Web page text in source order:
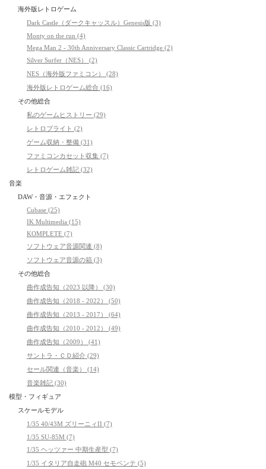
海外版レトロゲーム
Dark Castle（ダークキャッスル）Genesis版 (3)
Monty on the run (4)
Mega Man 2 - 30th Anniversary Classic Cartridge (2)
Silver Surfer（NES） (2)
NES（海外版ファミコン） (28)
海外版レトロゲーム総合 (16)
その他総合
私のゲームヒストリー (29)
レトロブライト (2)
ゲーム収納・整備 (31)
ファミコンカセット収集 (7)
レトロゲーム雑記 (32)
音楽
DAW・音源・エフェクト
Cubase (25)
IK Multimedia (15)
KOMPLETE (7)
ソフトウェア音源関連 (8)
ソフトウェア音源の箱 (3)
その他総合
曲作成告知（2023 以降） (30)
曲作成告知（2018 - 2022） (50)
曲作成告知（2013 - 2017） (64)
曲作成告知（2010 - 2012） (49)
曲作成告知（2009） (41)
サントラ・ＣＤ紹介 (29)
セール関連（音楽） (14)
音楽雑記 (30)
模型・フィギュア
スケールモデル
1/35 40/43M ズリーニィII (7)
1/35 SU-85M (7)
1/35 ヘッツァー 中期生産型 (7)
1/35 イタリア自走砲 M40 セモベンテ (5)